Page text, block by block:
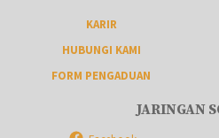
KARIR
HUBUNGI KAMI
FORM PENGADUAN
JARINGAN